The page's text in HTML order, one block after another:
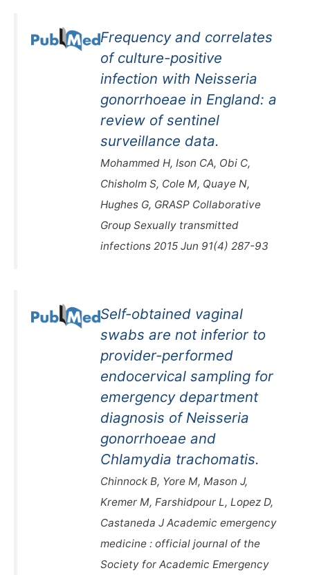
Frequency and correlates
of culture-positive
infection with Neisseria
gonorrhoeae in England: a
review of sentinel
surveillance data.
Mohammed H, Ison CA, Obi C,
Chisholm S, Cole M, Quaye N,
Hughes G, GRASP Collaborative
Group Sexually transmitted
infections 2015 Jun 91(4) 287-93
Self-obtained vaginal
swabs are not inferior to
provider-performed
endocervical sampling for
emergency department
diagnosis of Neisseria
gonorrhoeae and
Chlamydia trachomatis.
Chinnock B, Yore M, Mason J,
Kremer M, Farshidpour L, Lopez D,
Castaneda J Academic emergency
medicine : official journal of the
Society for Academic Emergency